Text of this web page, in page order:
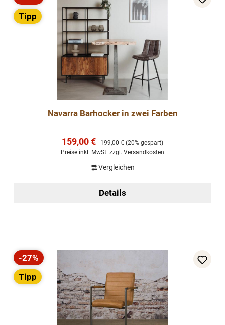
Rabatt
Tipp
Navarra Barhocker in zwei Farben
Verkaufspreis:
159,00 € Regulärer Preis:
199,00 € (20% gespart)
Preise inkl. MwSt. zzgl. Versandkosten
Vergleichen
Details
Rabatt
-27%
Tipp